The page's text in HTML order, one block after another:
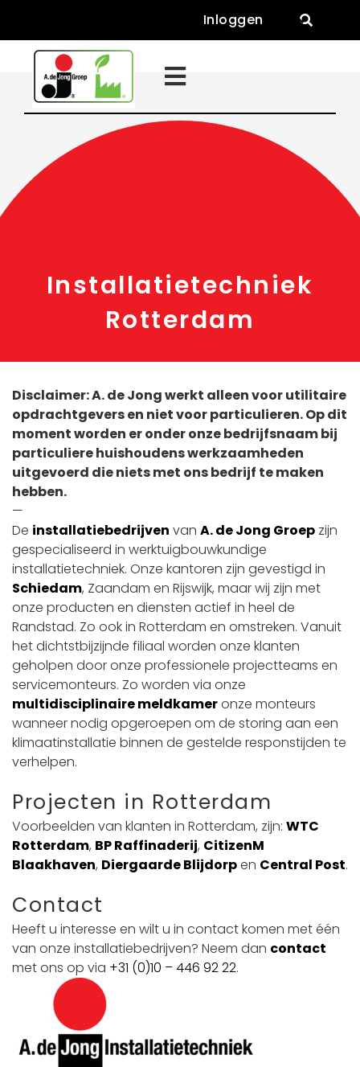
Inloggen 

Installatietechniek
Rotterdam
Disclaimer: A. de Jong werkt alleen voor utilitaire
opdrachtgevers en niet voor particulieren. Op dit
moment worden er onder onze bedrijfsnaam bij
particuliere huishoudens werkzaamheden
uitgevoerd die niets met ons bedrijf te maken
hebben.
—
De installatiebedrijven van A. de Jong Groep zijn
gespecialiseerd in werktuigbouwkundige
installatietechniek. Onze kantoren zijn gevestigd in
Schiedam, Zaandam en Rijswijk, maar wij zijn met
onze producten en diensten actief in heel de
Randstad. Zo ook in Rotterdam en omstreken. Vanuit
het dichtstbijzijnde filiaal worden onze klanten
geholpen door onze professionele projectteams en
servicemonteurs. Zo worden via onze
multidisciplinaire meldkameronze monteurs
wanneer nodig opgeroepen om de storing aan een
klimaatinstallatie binnen de gestelde responstijden te
verhelpen.
Projecten in Rotterdam
Voorbeelden van klanten in Rotterdam, zijn: WTC
Rotterdam, BP Raffinaderij, CitizenM
Blaakhaven, Diergaarde Blijdorpen Central Post.
Contact
Heeft u interesse en wilt u in contact komen met één
van onze installatiebedrijven? Neem dan contact
met ons op via +31 (0)10 – 446 92 22.